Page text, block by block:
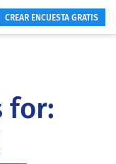
CREAR ENCUESTA GRATIS
for: